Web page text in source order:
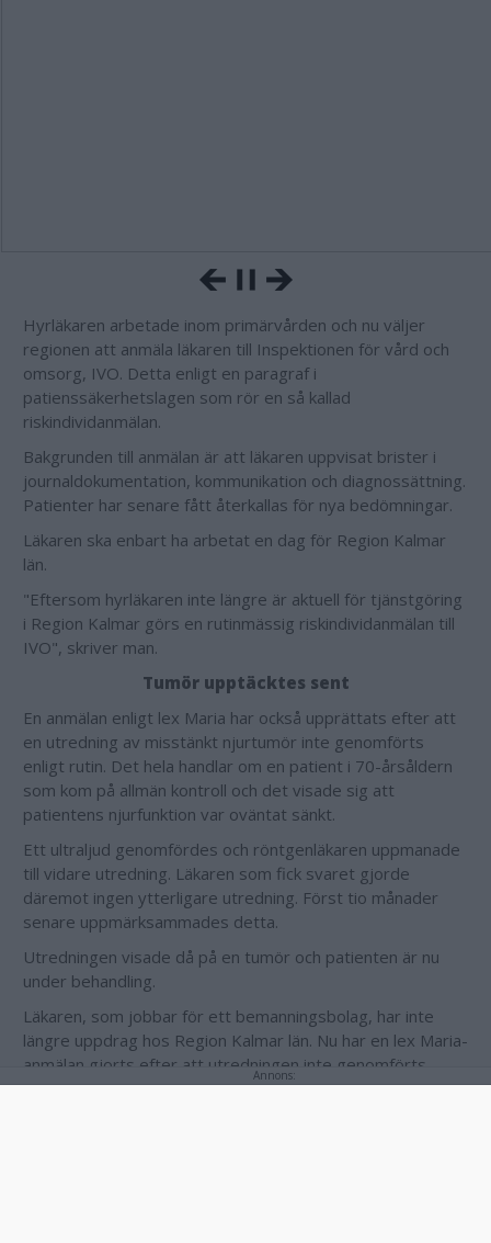
Hyrläkaren arbetade inom primärvården och nu väljer
regionen att anmäla läkaren till Inspektionen för vård och
omsorg, IVO. Detta enligt en paragraf i
patienssäkerhetslagen som rör en så kallad
riskindividanmälan.
Bakgrunden till anmälan är att läkaren uppvisat brister i
journaldokumentation, kommunikation och diagnossättning.
Patienter har senare fått återkallas för nya bedömningar.
Läkaren ska enbart ha arbetat en dag för Region Kalmar
län.
"Eftersom hyrläkaren inte längre är aktuell för tjänstgöring
i Region Kalmar görs en rutinmässig riskindividanmälan till
IVO", skriver man.
Tumör upptäcktes sent
En anmälan enligt lex Maria har också upprättats efter att
en utredning av misstänkt njurtumör inte genomförts
enligt rutin. Det hela handlar om en patient i 70-årsåldern
som kom på allmän kontroll och det visade sig att
patientens njurfunktion var oväntat sänkt.
Ett ultraljud genomfördes och röntgenläkaren uppmanade
till vidare utredning. Läkaren som fick svaret gjorde
däremot ingen ytterligare utredning. Först tio månader
senare uppmärksammades detta.
Utredningen visade då på en tumör och patienten är nu
under behandling.
Läkaren, som jobbar för ett bemanningsbolag, har inte
längre uppdrag hos Region Kalmar län. Nu har en lex Maria-
anmälan gjorts efter att utredningen inte genomförts
enligt rutin.
Annons: